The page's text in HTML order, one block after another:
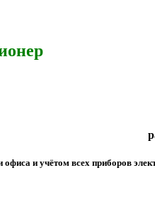
и учётом всех приборов